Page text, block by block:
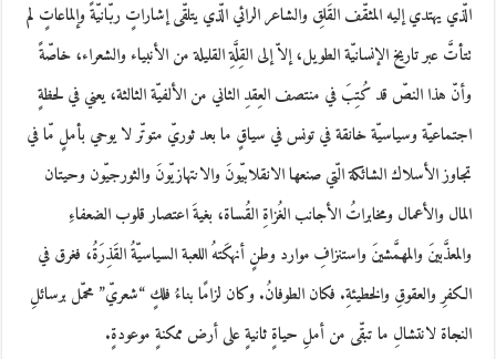
الّذي يهتدي إليه المثقّف القَلِق والشاعر الرائي الّذي يتلقّى إشاراتٍ ربّانيّةً وإلماعاتٍ لم
تتأتَّ عبر تاريخ الإنسانيّة الطويل، إلاّ إلى القِلَّةِ القليلة من الأنبياء والشعراء، خاصّةً
وأنّ هذا النصّ قد كُتِبَ في منتصف العِقدِ الثاني من الألفيّة الثالثة، يعني في لحظةٍ
اجتماعيّة وسياسيّة خانقة في تونس في سياقٍ ما بعد ثوريّ متوتّر لا يوحي بأملٍ مّا في
تجاوز الأسلاك الشائكة الّتي صنعها الانقلابيّونَ والانتهازيّونَ والثورجيّون وحيتان
المال والأعمال ومخابراتُ الأجانب الغُزاةِ القُساة، بغيةَ اعتصار قلوب الضعفاءِ
والمعذَّبينَ والمهمَّشينَ واستنزافِ موارد وطنٍ أنهكَتهُ اللعبة السياسيّةُ القَذِرَةُ، فغرق في
الكفرِ والعقوقِ والخطيئةِ. فكان الطوفانُ. وكان لزامًا بناءُ فلكٍ “شعريّ” محمّل برسائلِ
النجاة لانتشالِ ما تبقّى من أملِ حياةٍ ثانيةٍ على أرض ممكنةٍ موعودةٍ.